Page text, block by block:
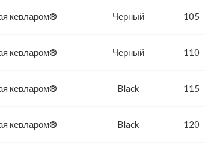
кевларом® Черный 105
кевларом® Черный 110
кевларом® Black 115
кевларом® Black 120